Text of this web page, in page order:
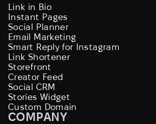
Link in Bio
Instant Pages
Social Planner
Email Marketing
Smart Reply for Instagram
Link Shortener
Storefront
Creator Feed
Social CRM
Stories Widget
Custom Domain
COMPANY